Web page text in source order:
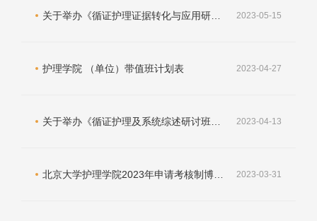
2023-05-15
关于举办《循证护理证据转化与应用研讨班》的通知
2023-04-27
护理学院 （单位）带值班计划表
2023-04-13
关于举办《循证护理及系统综述研讨班》的通知
2023-03-31
北京大学护理学院2023年申请考核制博士研究生招生复试通知